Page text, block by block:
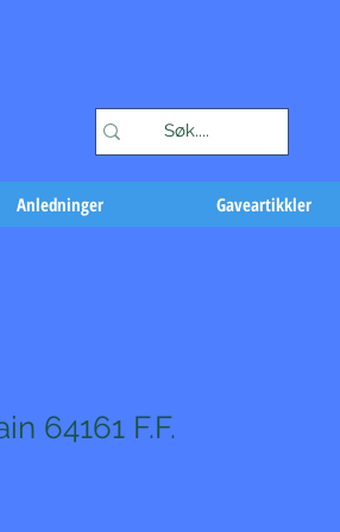
Anledninger Gaveartikkler
64161 F.F.